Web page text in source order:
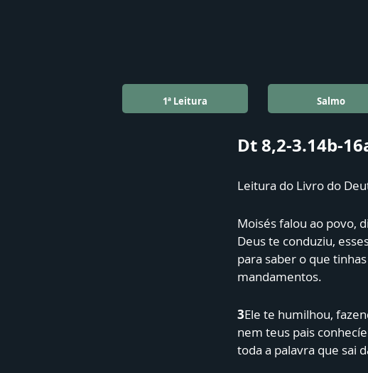
1ª Leitura Salmo
Dt 8,2-3.14b-
Leitura do Livro do
Moisés falou ao povo,
Deus te conduziu,
para saber o que
mandamentos.
3Ele te humilhou,
nem teus pais
toda a palavra que sai